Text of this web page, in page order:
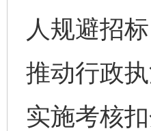
人规避招
推动行政
实施考核